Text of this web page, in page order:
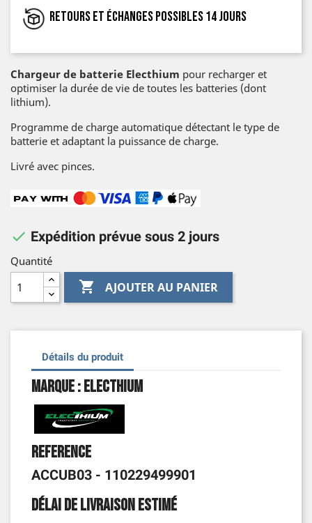
Retours et échanges possibles 14 jours
Chargeur de batterie Electhium pour recharger et
optimiser la durée de vie de toutes les batteries (dont
lithium).
Programme de charge automatique détectant le type de
batterie et adaptant la puissance de charge.
Livré avec pinces.
 Expédition prévue sous 2 jours
Quantité
 AJOUTER AU PANIER
Détails du produit
Marque : Electhium
Reference
ACCUB03 - 110229499901
Délai de livraison estimé